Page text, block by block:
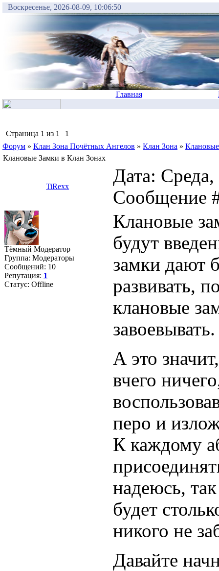
Воскресенье, 2026-08-09, 10:06:50
Главная
Страница 1 из 1
1
Форум » Клан Зона Почётных Ангелов » Клан Зона »
Клановые Замки в Клан Зонах
TiRexx
Дата:
Сообщение
Тёмный Модератор
Группа: Модераторы
Сообщений: 10
Репутация: 1
Статус: Offline
Клановые
будут
замки дают
развивать,
клановые
завоевывать.
А это
вчего
перо и
К каждому
надеюсь,
будет
никого не
Давайте